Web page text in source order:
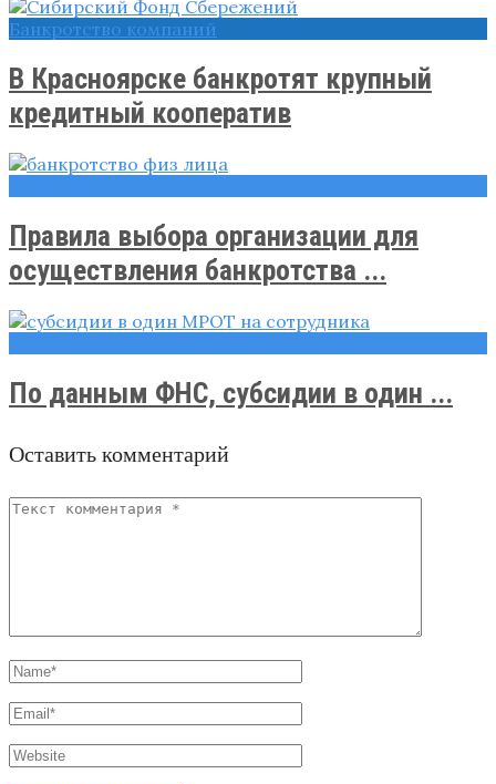
Банкротство компаний
В Красноярске банкротят крупный
кредитный кооператив
Правила выбора организации для
осуществления банкротства ...
По данным ФНС, субсидии в один ...
Оставить комментарий